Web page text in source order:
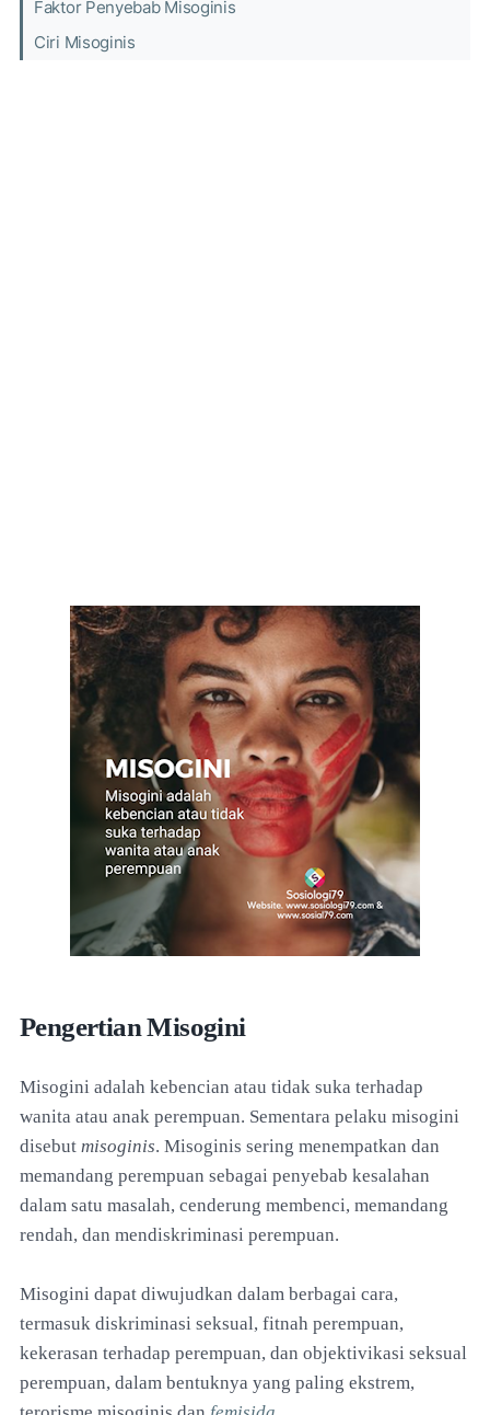
Faktor Penyebab Misoginis
Ciri Misoginis
Pengertian Misogini
Misogini adalah kebencian atau tidak suka terhadap
wanita atau anak perempuan. Sementara pelaku misogini
disebut misoginis. Misoginis sering menempatkan dan
memandang perempuan sebagai penyebab kesalahan
dalam satu masalah, cenderung membenci, memandang
rendah, dan mendiskriminasi perempuan.
Misogini dapat diwujudkan dalam berbagai cara,
termasuk diskriminasi seksual, fitnah perempuan,
kekerasan terhadap perempuan, dan objektivikasi seksual
perempuan, dalam bentuknya yang paling ekstrem,